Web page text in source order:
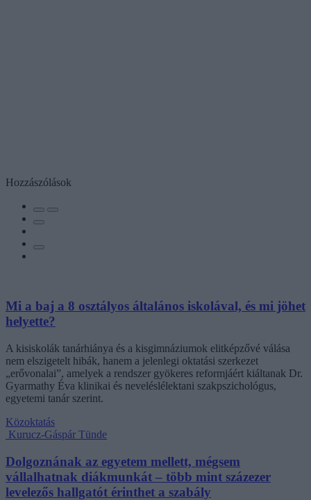
Hozzászólások
Mi a baj a 8 osztályos általános iskolával, és mi jöhet
helyette?
A kisiskolák tanárhiánya és a kisgimnáziumok elitképzővé válása
nem elszigetelt hibák, hanem a jelenlegi oktatási szerkezet
„erővonalai”, amelyek a rendszer gyökeres reformjáért kiáltanak Dr.
Gyarmathy Éva klinikai és neveléslélektani szakpszichológus,
egyetemi tanár szerint.
Közoktatás
Kurucz-Gáspár Tünde
Dolgoznának az egyetem mellett, mégsem
vállalhatnak diákmunkát – több mint százezer
levelezős hallgatót érinthet a szabály